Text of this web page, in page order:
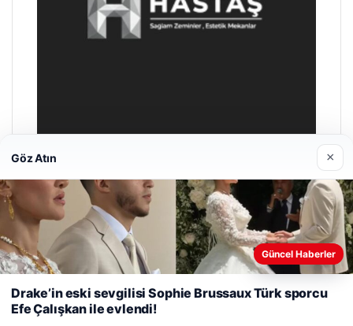
Prenses Night Club
Nisan 29, 2026
Web sitemizi nasıl kullandığınızı daha iyi anlayabilmek,
deneyiminizi kişiselleştirmek ve geliştirmek amacıyla çerezler
kullanıyoruz.Çerez Politikamız
Reddet Kabul Et
Göz Atın ×
Güncel Haberler
Drake’in eski sevgilisi Sophie Brussaux Türk sporcu
Efe Çalışkan ile evlendi!